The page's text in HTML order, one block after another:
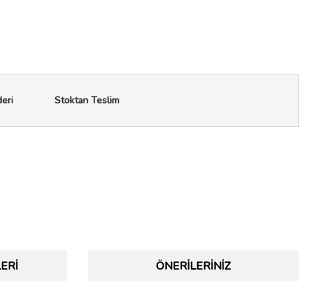
Stoktan Teslim
ÖNERILERINIZ